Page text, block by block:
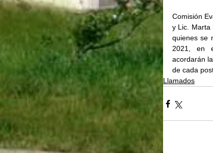
Comisión
y Lic. Marta
quienes se
2021, en
acordarán
de cada
Llamados